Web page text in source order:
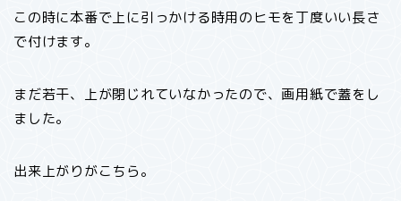
この時に本番で上に引っかける時用のヒモを丁度いい長さ
で付けます。
まだ若干、上が閉じれていなかったので、画用紙で蓋をし
ました。
出来上がりがこちら。